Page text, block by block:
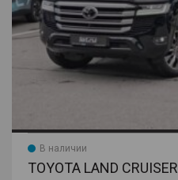
В наличии
TOYOTA LAND CRUISER